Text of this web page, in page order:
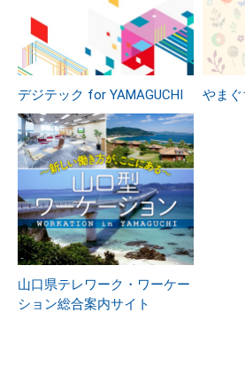
デジテック for YAMAGUCHI やま
山口県テレワーク・ワーケー
ション総合案内サイト